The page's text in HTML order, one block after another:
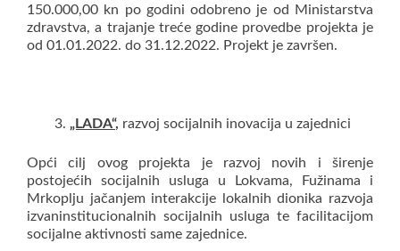
150.000,00 kn po godini odobreno je od Ministarstva
zdravstva, a trajanje treće godine provedbe projekta je
od 01.01.2022. do 31.12.2022. Projekt je završen.
„LADA“, razvoj socijalnih inovacija u zajednici
Opći cilj ovog projekta je razvoj novih i širenje
postojećih socijalnih usluga u Lokvama, Fužinama i
Mrkoplju jačanjem interakcije lokalnih dionika razvoja
izvaninstitucionalnih socijalnih usluga te facilitacijom
socijalne aktivnosti same zajednice.